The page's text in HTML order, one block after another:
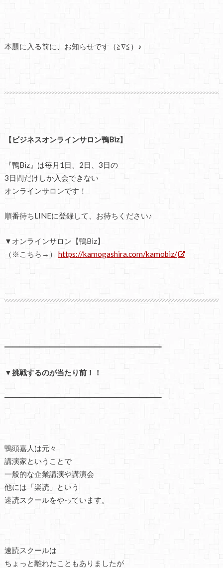
本題に入る前に、お知らせです（≧∇≦）♪
【ビジネスオンラインサロン鴨Biz】
『鴨Biz』は毎月1日、2日、3日の
3日間だけしか入会できない
オンラインサロンです！
順番待ちLINEに登録して、お待ちください♪
▼オンラインサロン【鴨Biz】
（※こちら→） https://kamogashira.com/kamobiz/
━━━━━━━━━━━━━━━━━━━━━
▼挑戦するのが当たり前！！
━━━━━━━━━━━━━━━━━━━━━
鴨頭嘉人は元々
講演家ということで
一般的な企業講演や講演会
他には「楽読」という
速読スクールをやっています。
速読スクールは
ちょっと離れたこともありましたが